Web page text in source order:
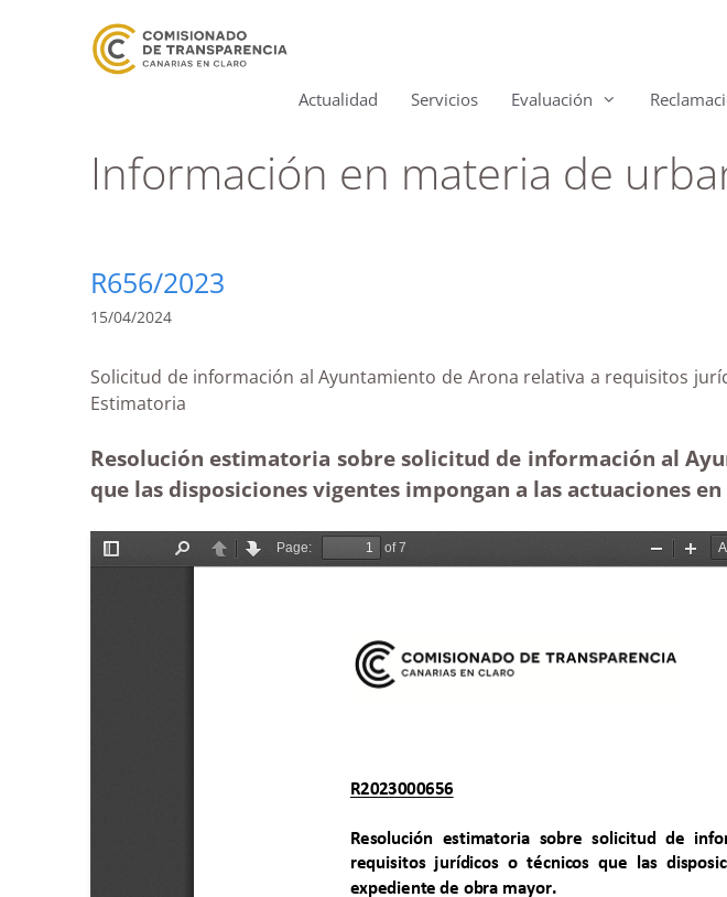
Actualidad Servicios Evaluación
Información en materia de
R656/2023
15/04/2024
Solicitud de información al Ayuntamiento de Arona relativa a requisitos
Estimatoria
Resolución estimatoria sobre solicitud de información al
que las disposiciones vigentes impongan a las actuaciones